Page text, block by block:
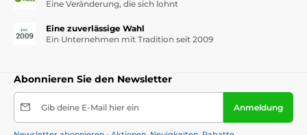
Eine Veränderung, die sich lohnt
Eine zuverlässige Wahl
Ein Unternehmen mit Tradition seit 2009
Abonnieren Sie den Newsletter
Gib deine E-Mail hier ein Anmeldung